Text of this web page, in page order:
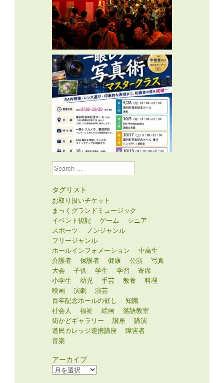
Search
タグリスト
お取り扱いチケット
まっくグランドミュージック
イベント後記
ゲーム
シニア
スポーツ
ノンジャンル
フリージャンル
ホールインフォメーション
中高生
介護者
保護者 健康 公演
写真
大会
子供 学生 学習
寄席
小学生
幼児 手芸 教養
料理
映画
演劇
演芸
百年記念ホールの催し
知識
社会人
福祉 絵画
落語教室
街かどギャラリー
講座
講演
道民カレッジ連携講座
障害者
音楽
アーカイブ
ア